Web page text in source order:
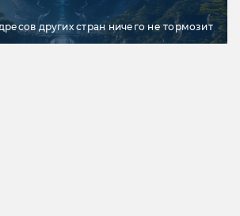
других стран ничего не тормозит